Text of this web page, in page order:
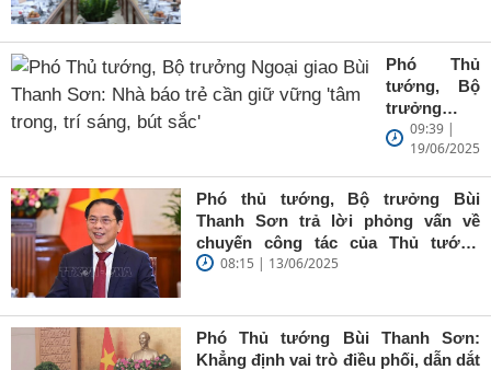
Phó Thủ
tướng, Bộ
trưởng
Ngoại giao
Bùi Thanh
Sơn: Nhà
báo trẻ cần
giữ vững
'tâm trong,
09:39 |
19/06/2025
Phó thủ tướng, Bộ trưởng Bùi
Thanh Sơn trả lời phỏng vấn về
chuyến công tác của Thủ tướng
Chính phủ đến Estonia, Pháp và
08:15 | 13/06/2025
Phó Thủ tướng Bùi Thanh Sơn:
Khẳng định vai trò điều phối, dẫn dắt